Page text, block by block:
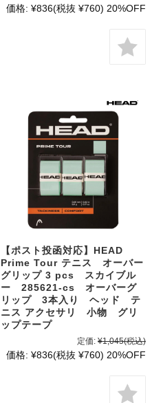
価格: ¥836(税抜 ¥760) 20%OFF
【ポスト投函対応】HEAD
Prime Tour テニス オーバー
グリップ 3 pcs スカイブル
ー 285621-cs オーバーグ
リップ 3本入り ヘッド テ
ニス アクセサリ 小物 グリ
ップテープ
定価: ¥1,045(税込)
価格: ¥836(税抜 ¥760) 20%OFF